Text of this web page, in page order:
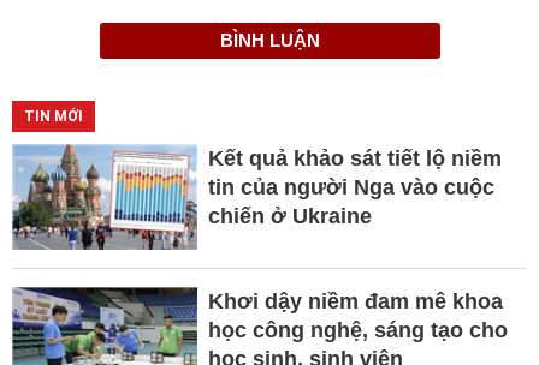
BÌNH LUẬN
TIN MỚI
Kết quả khảo sát tiết lộ niềm
tin của người Nga vào cuộc
chiến ở Ukraine
Khơi dậy niềm đam mê khoa
học công nghệ, sáng tạo cho
học sinh, sinh viên